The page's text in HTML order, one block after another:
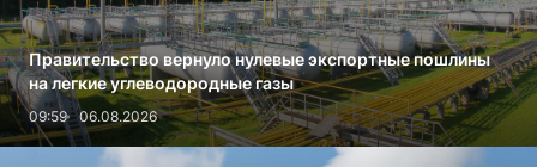
Правительство вернуло нулевые экспортные пошлины
на легкие углеводородные газы
09:59 06.08.2026